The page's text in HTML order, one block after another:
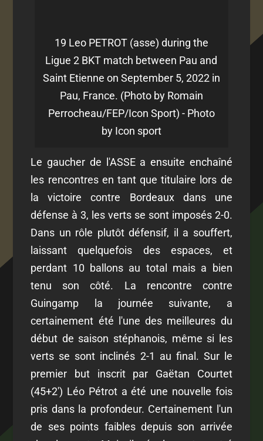
19 Leo PETROT (asse) during the
Ligue 2 BKT match between Pau and
Saint Etienne on September 5, 2022 in
Pau, France. (Photo by Romain
Perrocheau/FEP/Icon Sport) - Photo
by Icon sport
Le gaucher de l'ASSE a ensuite enchaîné
les rencontres en tant que titulaire lors de
la victoire contre Bordeaux dans une
défense à 3, les verts se sont imposés 2-0.
Dans un rôle plutôt défensif, il a souffert,
laissant quelquefois des espaces, et
perdant 10 ballons au total mais a bien
tenu son côté. La rencontre contre
Guingamp la journée suivante, a
certainement été l'une des meilleures du
début de saison stéphanois, même si les
verts se sont inclinés 2-1 au final. Sur le
premier but inscrit par Gaëtan Courtet
(45+2') Léo Pétrot a été une nouvelle fois
pris dans la profondeur. Certainement l'un
de ses points faibles depuis son arrivée